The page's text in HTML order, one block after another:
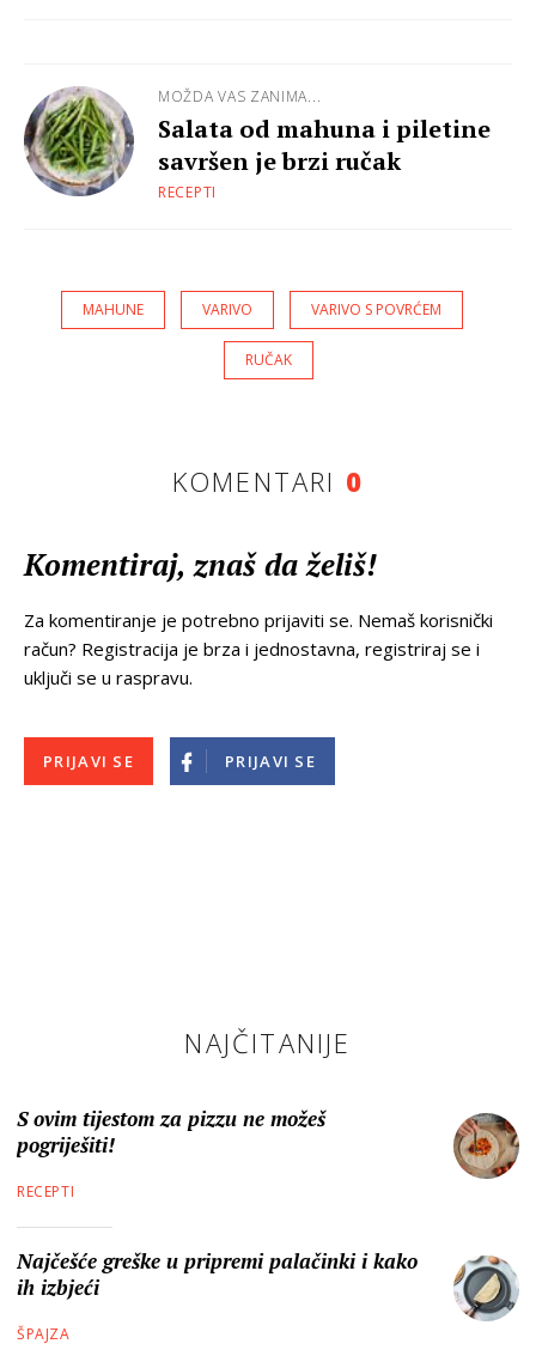
MOŽDA VAS ZANIMA...
Salata od mahuna i piletine
savršen je brzi ručak
RECEPTI
MAHUNE VARIVO VARIVO S POVRĆEM
RUČAK
KOMENTARI 0
Komentiraj, znaš da želiš!
Za komentiranje je potrebno prijaviti se. Nemaš korisnički
račun? Registracija je brza i jednostavna, registriraj se i
uključi se u raspravu.
PRIJAVI SE PRIJAVI SE
NAJČITANIJE
S ovim tijestom za pizzu ne možeš
pogriješiti!
RECEPTI
Najčešće greške u pripremi palačinki i kako
ih izbjeći
ŠPAJZA